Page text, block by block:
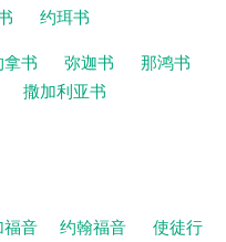
约珥书
拿书 弥迦书
那鸿书
撒加利亚书
福音 约翰福音
使徒行